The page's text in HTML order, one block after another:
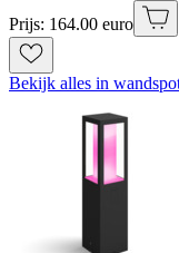
Prijs: 164.00 euro
Bekijk alles in